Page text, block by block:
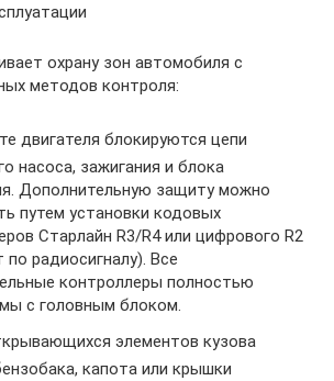
охрану зон автомобиля с
методов контроля:
двигателя блокируются цепи
насоса, зажигания и блока
Дополнительную защиту можно
путем установки кодовых
Старлайн R3/R4 или цифрового R2
по радиосигналу). Все
контроллеры полностью
с головным блоком.
элементов кузова
капота или крышки